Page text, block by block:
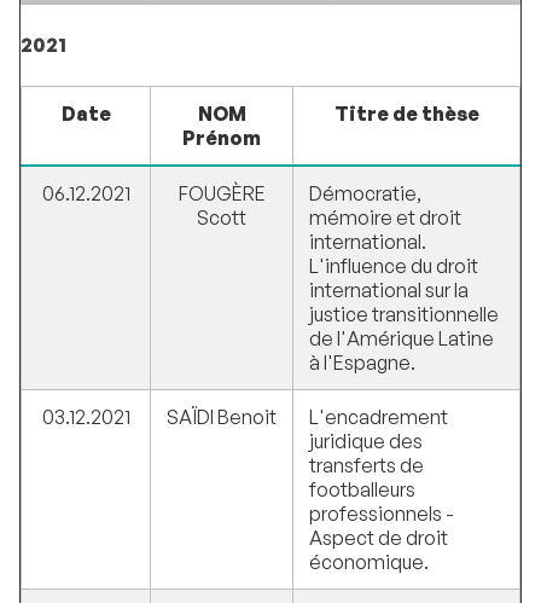
2021
Date
NOM
Prénom
Titre de thèse
06.12.2021
FOUGÈRE
Scott
Démocratie,
mémoire et droit
international.
L'influence du droit
international sur la
justice transitionnelle
de l'Amérique Latine
à l'Espagne.
03.12.2021 SAÏDI Benoit
L'encadrement
juridique des
transferts de
footballeurs
professionnels -
Aspect de droit
économique.